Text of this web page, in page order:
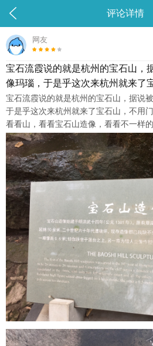
 评论详情
网友
宝石流霞说的就是杭州的宝石山，
像玛瑙，于是乎这次来杭州就来了
宝石流霞说的就是杭州的宝石山，据说
于是乎这次来杭州就来了宝石山，不用
看看山，看看宝石山造像，看看不一样的